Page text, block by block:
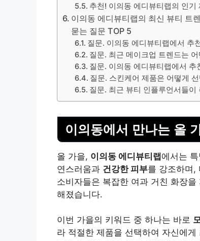
추천! 이의동 에디뷰티랩의 인기
이의동 에디뷰티랩의 최신 뷰티 트
묻는 질문 TOP 5
질문. 이의동 에디뷰티랩에서 추
질문. 최근 메이크업 트렌드는
질문. 이의동 에디뷰티랩에서
질문. 스킨케어 제품은 어떻게
질문. 최근 뷰티 인플루언서들
이의동에서 만나는 올
올 가을, 이의동 에디뷰티랩에서는
연스러움과 건강한 피부를 강조하며,
소비자들은 복잡한 여과 거친 화장
해졌습니다.
이번 가을의 키워드 중 하나는 바로
라 적절한 제품을 선택하여 자신에